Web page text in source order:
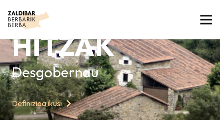
GAURKO
HITZAK
Desgobernau
Definizioa ikusi